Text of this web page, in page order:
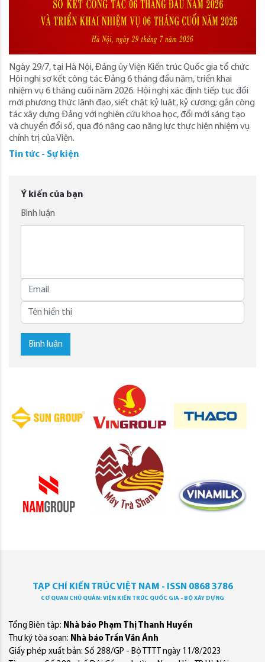
Ngày 29/7, tại Hà Nội, Đảng ủy Viện Kiến trúc Quốc gia tổ chức
Hội nghị sơ kết công tác Đảng 6 tháng đầu năm, triển khai
nhiệm vụ 6 tháng cuối năm 2026. Hội nghị xác định tiếp tục đổi
mới phương thức lãnh đạo, siết chặt kỷ luật, kỷ cương; gắn công
tác xây dựng Đảng với nghiên cứu khoa học, đổi mới sáng tạo
và chuyển đổi số, qua đó nâng cao năng lực thực hiện nhiệm vụ
chính trị của Viện.
Tin tức - Sự kiện
Ý kiến của bạn
Bình luận
Bình luận
TẠP CHÍ KIẾN TRÚC VIỆT NAM - ISSN 0868 3786
CƠ QUAN CHỦ QUẢN: VIỆN KIẾN TRÚC QUỐC GIA - BỘ XÂY DỰNG
Tổng Biên tập: Nhà báo Phạm Thị Thanh Huyền
Thư ký tòa soạn: Nhà báo Trần Văn Ánh
Giấy phép xuất bản: Số 288/GP - Bộ TTTT ngày 11/8/2023